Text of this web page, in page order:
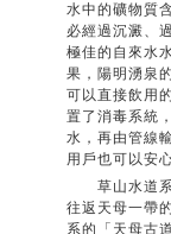
水中的礦物質
必經過沉澱、
極佳的自來水
果，陽明湧泉
可以直接飲用
置了消毒系統
水，再由管線
用戶也可以安
草山水道系
往返天母一帶
系的「天母古